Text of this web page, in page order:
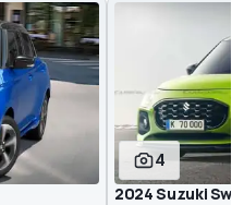
4
2024 Suzuki